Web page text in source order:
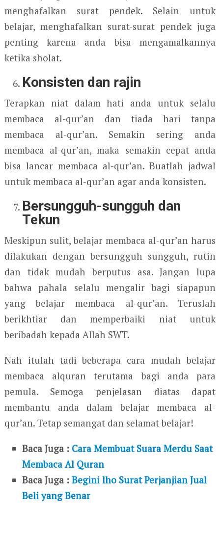
menghafalkan surat pendek. Selain untuk
belajar, menghafalkan surat-surat pendek juga
penting karena anda bisa mengamalkannya
ketika sholat.
Konsisten dan rajin
Terapkan niat dalam hati anda untuk selalu
membaca al-qur’an dan tiada hari tanpa
membaca al-qur’an. Semakin sering anda
membaca al-qur’an, maka semakin cepat anda
bisa lancar membaca al-qur’an. Buatlah jadwal
untuk membaca al-qur’an agar anda konsisten.
Bersungguh-sungguh dan
Tekun
Meskipun sulit, belajar membaca al-qur’an harus
dilakukan dengan bersungguh sungguh, rutin
dan tidak mudah berputus asa. Jangan lupa
bahwa pahala selalu mengalir bagi siapapun
yang belajar membaca al-qur’an. Teruslah
berikhtiar dan memperbaiki niat untuk
beribadah kepada Allah SWT.
Nah itulah tadi beberapa cara mudah belajar
membaca alquran terutama bagi anda para
pemula. Semoga penjelasan diatas dapat
membantu anda dalam belajar membaca al-
qur’an. Tetap semangat dan selamat belajar!
Baca Juga : Cara Membuat Suara Merdu Saat
Membaca Al Quran
Baca Juga :Begini lho Surat Perjanjian Jual
Beli yang Benar